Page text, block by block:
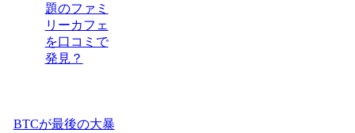
題のファミ
リーカフェ
を口コミで
発見？
BTCが最後の大暴